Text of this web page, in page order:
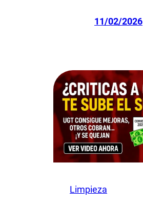
11/02/2026
Limpieza